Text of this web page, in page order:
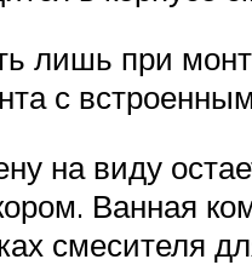
лишь при
с
на виду
Ванная
смесителя